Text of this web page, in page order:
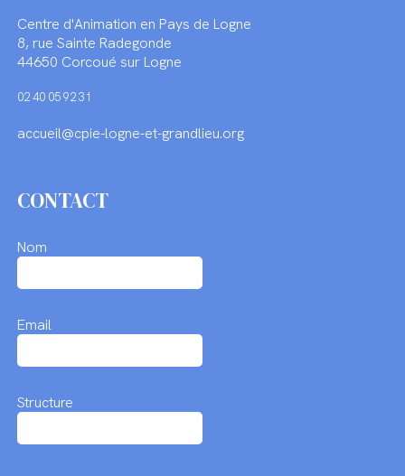
Centre d'Animation en Pays de Logne
8, rue Sainte Radegonde
44650 Corcoué sur Logne
02 40 05 92 31
accueil@cpie-logne-et-grandlieu.org
CONTACT
Nom
Email
Structure